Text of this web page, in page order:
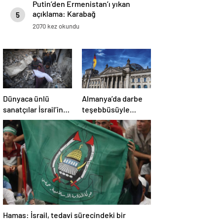
5
Putin’den Ermenistan’ı yıkan
açıklama: Karabağ
Azerbaycan’ın ayrılmaz bir
2070 kez okundu
Dünyaca ünlü
sanatçılar İsrail’in
Gazze’deki
soykırımını kınadı
Almanya’da darbe
teşebbüsüyle
suçlanan örgüte ait
dernek yasaklandı
Hamas: İsrail, tedavi sürecindeki bir